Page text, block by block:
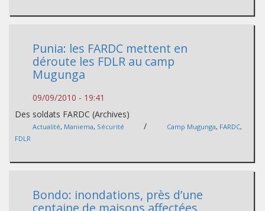
Punia: les FARDC mettent en
déroute les FDLR au camp
Mugunga
09/09/2010 - 19:41
Des soldats FARDC (Archives)
Actualité, Maniema, Sécurité / Camp Mugunga, FARDC,
FDLR
Bondo: inondations, près d’une
centaine de maisons affectées